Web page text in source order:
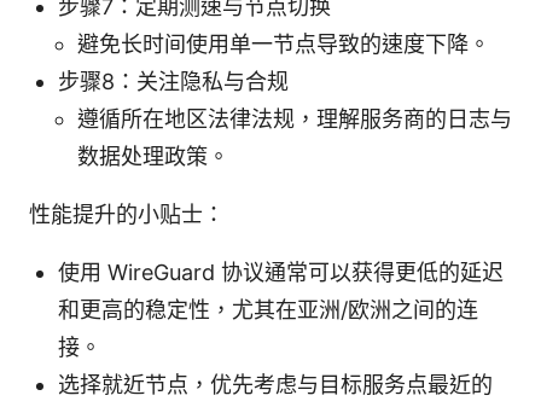
步骤7：定期测速与节点切换
避免长时间使用单一节点导致的速度下降。
步骤8：关注隐私与合规
遵循所在地区法律法规，理解服务商的日志与
数据处理政策。
性能提升的小贴士：
使用 WireGuard 协议通常可以获得更低的延迟
和更高的稳定性，尤其在亚洲/欧洲之间的连
接。
选择就近节点，优先考虑与目标服务点最近的